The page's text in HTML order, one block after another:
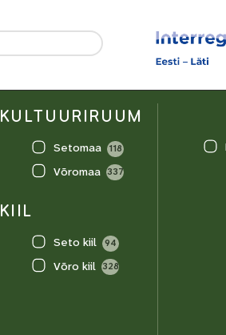
KULTUURI­RUUM
Setomaa 118
Võromaa 337
KIIL
Seto kiil 94
Võro kiil 328